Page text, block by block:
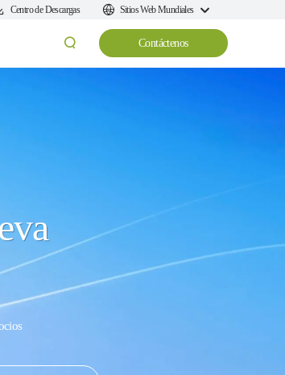
Centro de Descargas Sitios Web Mundiales
Contáctenos